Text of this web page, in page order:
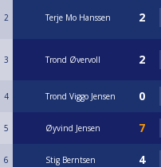
2 Terje Mo Hanssen
3 Trond Øvervoll
4 Trond Viggo Jensen
5 Øyvind Jensen
6 Stig Berntsen